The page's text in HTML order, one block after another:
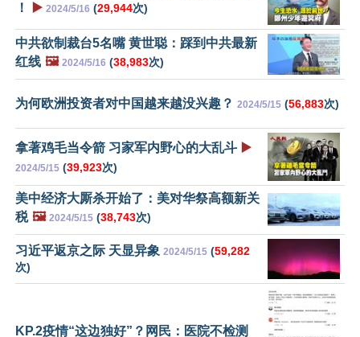
！
▶️ 2024/5/16 (29,944次)
中共欲制裁台5名嘴 黄世聪：踩到中共最新
红线 🖼️ 2024/5/16 (38,983次)
为何欧洲投资者对中国越来越没兴趣？ 2024/5/15 (56,883次)
拿著鸡毛当令箭 习家军内野心的大乱斗 ▶️
2024/5/15 (39,923次)
美中经济大厮杀开始了：美对华祭高额新关
税 🖼️ 2024/5/15 (38,743次)
习近平返京之际 天显异象 2024/5/15 (59,282
次)
KP.2疫情“这边独好”？网民：医院不检测